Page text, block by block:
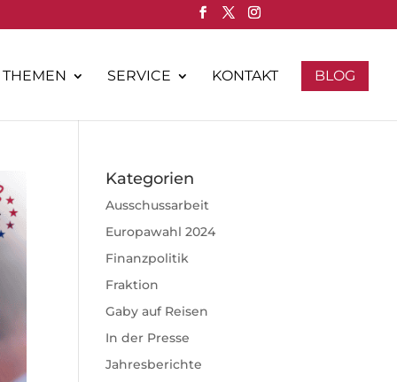
THEMEN SERVICE KONTAKT BLOG
Kategorien
Ausschussarbeit
Europawahl 2024
Finanzpolitik
Fraktion
Gaby auf Reisen
In der Presse
Jahresberichte